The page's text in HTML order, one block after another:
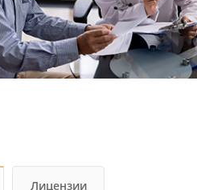
Лицензии